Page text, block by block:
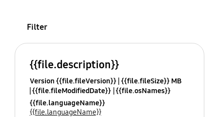
Filter
{{file.description}}
Version {{file.fileVersion}} {{file.fileSize}} MB
{{file.fileModifiedDate}} {{file.osNames}}
{{file.languageName}}
{{file.languageName}}